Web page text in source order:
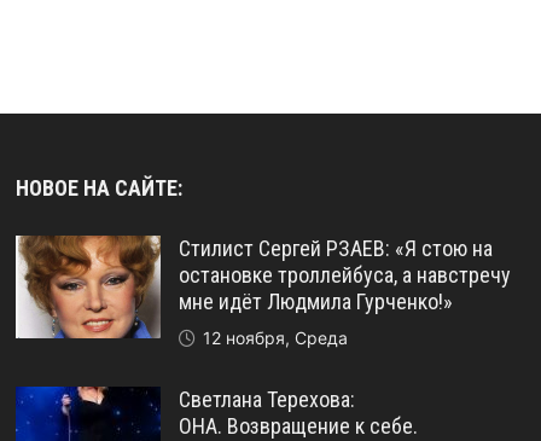
НОВОЕ НА САЙТЕ:
Стилист Сергей РЗАЕВ: «Я стою на
остановке троллейбуса, а навстречу
мне идёт Людмила Гурченко!»
12 ноября, Среда
Светлана Терехова:
ОНА. Возвращение к себе.